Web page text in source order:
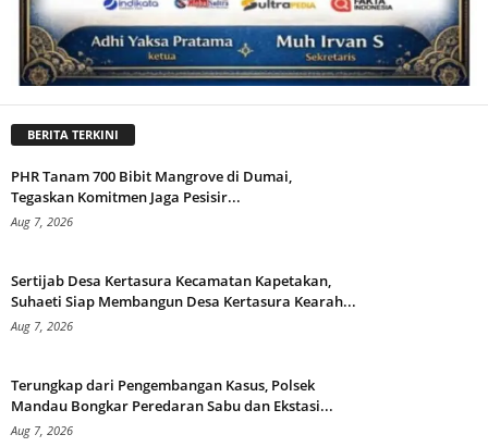
BERITA TERKINI
PHR Tanam 700 Bibit Mangrove di Dumai,
Tegaskan Komitmen Jaga Pesisir...
Aug 7, 2026
Sertijab Desa Kertasura Kecamatan Kapetakan,
Suhaeti Siap Membangun Desa Kertasura Kearah...
Aug 7, 2026
Terungkap dari Pengembangan Kasus, Polsek
Mandau Bongkar Peredaran Sabu dan Ekstasi...
Aug 7, 2026